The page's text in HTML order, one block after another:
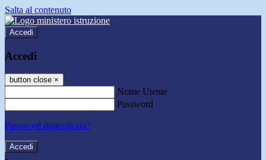
Salta al contenuto
Accedi
Accedi
button close ×
Nome Utente
Password
Password dimenticata?